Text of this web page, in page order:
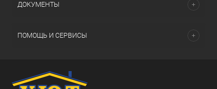
ДОКУМЕНТЫ
ПОМОЩЬ И СЕРВИСЫ